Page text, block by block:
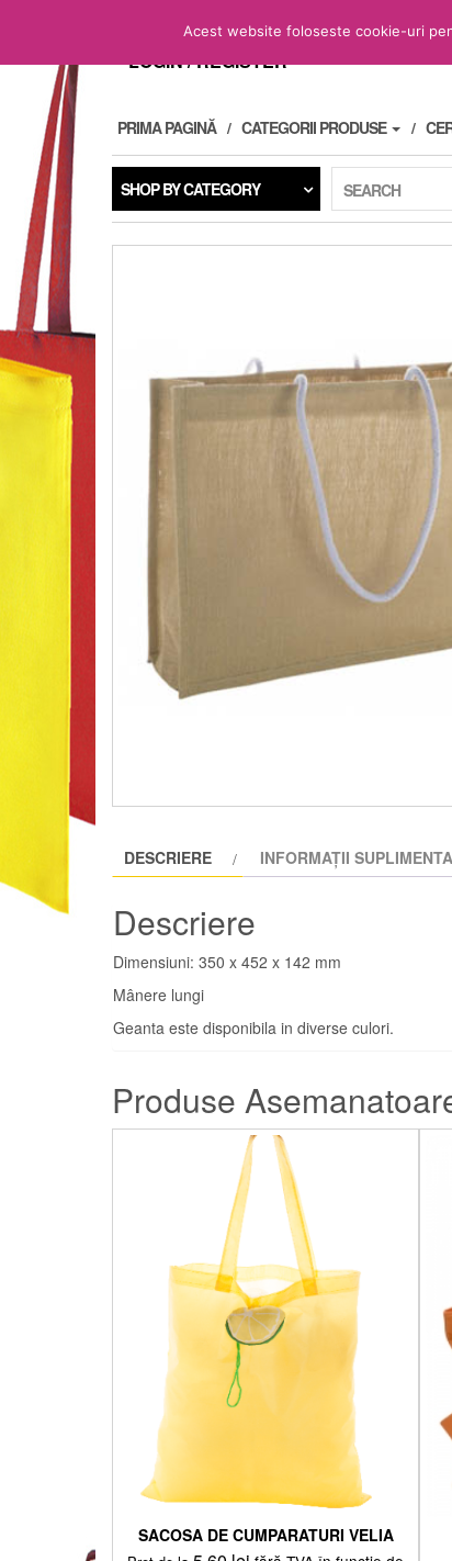
LOGIN / REGISTER
PRIMA PAGINĂ CATEGORII PRODUSE
SHOP BY CATEGORY SEARCH
DESCRIERE INFORMAȚII
Descriere
Dimensiuni: 350 x 452 x 142 mm
Mânere lungi
Geanta este disponibila in diverse culori.
Produse
SACOSA DE CUMPARATURI VELIA
Acest website foloseste cookie-uri